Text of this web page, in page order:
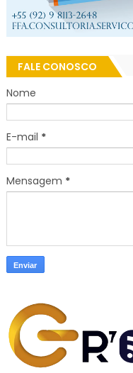
FALE CONOSCO
Nome
E-mail *
Mensagem *